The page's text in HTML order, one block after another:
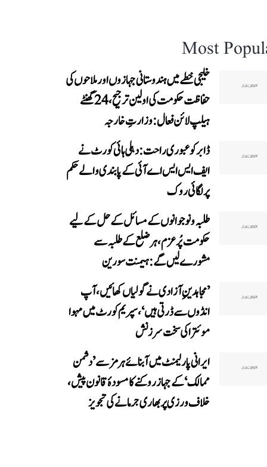
Most
خلیجی خطے میں ہندوستانی جہازوں اور ملاحوں کی
حفاظت حکومت کی اولین ترجیح، 24 گھنٹے
ہیلپ لائن فعال: وزارتِ خارجہ
ڈابر کو عبوری راحت: دہلی ہائی کورٹ نے
ایف ایس ایس اے آئی کے پابندی والے حکم
پر لگائی روک
طلبہ و نوجوانوں کے مسائل کے حل کے لیے
حکومت پُرعزم، ہر ضلع کے طلبہ سے
مشورے لیں گے: ہیمنت سورین
’مجاہدینِ آزادی نے گولیاں کھائیں، آپ
انڈوں سے ڈرتی ہیں‘، سپریم کورٹ میں مہوا
موئترا کی سخت سرزنش
ایرانی پارلیمنٹ میں آبنائے ہرمز سے ’دشمن
ممالک‘ کے جہاز روکنے کا مسودۂ قانون پیش،
خلاف ورزی پر بھاری جرمانے کی تجویز